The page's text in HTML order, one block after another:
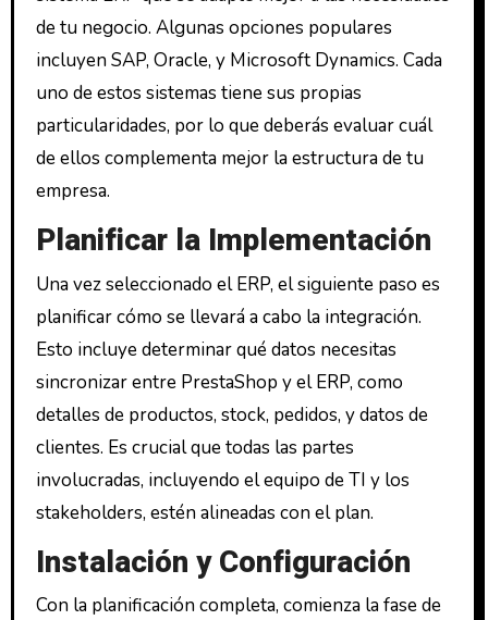
de tu negocio. Algunas opciones populares
incluyen SAP, Oracle, y Microsoft Dynamics. Cada
uno de estos sistemas tiene sus propias
particularidades, por lo que deberás evaluar cuál
de ellos complementa mejor la estructura de tu
empresa.
Planificar la Implementación
Una vez seleccionado el ERP, el siguiente paso es
planificar cómo se llevará a cabo la integración.
Esto incluye determinar qué datos necesitas
sincronizar entre PrestaShop y el ERP, como
detalles de productos, stock, pedidos, y datos de
clientes. Es crucial que todas las partes
involucradas, incluyendo el equipo de TI y los
stakeholders, estén alineadas con el plan.
Instalación y Configuración
Con la planificación completa, comienza la fase de